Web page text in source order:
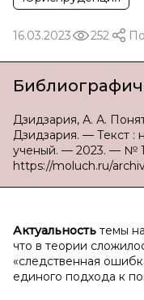
16.03.2023 252
Дзидзария, А. А.
Дзидзария. — Текст :
ученый. — 2023. — №
https://moluch.ru/
Актуальность темы
что в теории
«следственная
единого подхода к